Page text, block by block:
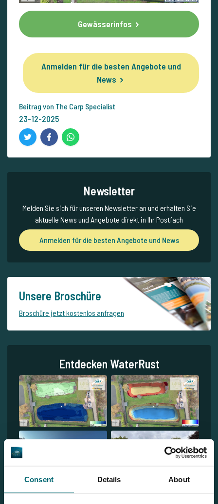
Consent Details About
Gewässerinfos
Anmelden für die besten Angebote und
News
Beitrag von The Carp Specialist
23-12-2025
Newsletter
Melden Sie sich für unseren Newsletter an und erhalten Sie
aktuelle News und Angebote direkt in Ihr Postfach
Anmelden für die besten Angebote und News
Unsere Broschüre
Broschüre jetzt kostenlos anfragen
Entdecken WaterRust